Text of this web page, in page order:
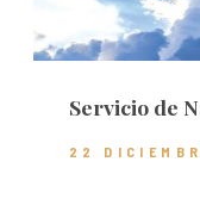
Servicio de
22